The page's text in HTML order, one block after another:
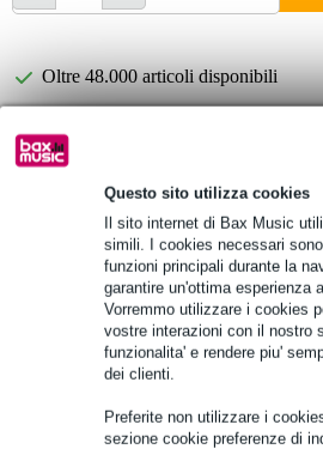
Questo sito utilizza cookies
Il sito internet di Bax Music
simili. I cookies necessari
funzioni principali durante la
garantire un'ottima esperienza
Vorremmo utilizzare i cookies
vostre interazioni con il nostro
funzionalita' e rendere piu'
dei clienti.
Preferite non utilizzare i
sezione cookie preferenze di
Oltre 48.000 articoli disponibili
Informazioni sul prodotto
diametro: 16 mm
lunghezza: 45 mm
Specifiche complete
Accessori (7)